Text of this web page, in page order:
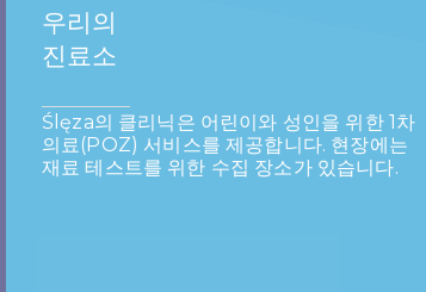
우리의
진료소
Ślęza의 클리닉은 어린이와 성인을 위한 1차
의료(POZ) 서비스를 제공합니다. 현장에는
재료 테스트를 위한 수집 장소가 있습니다.